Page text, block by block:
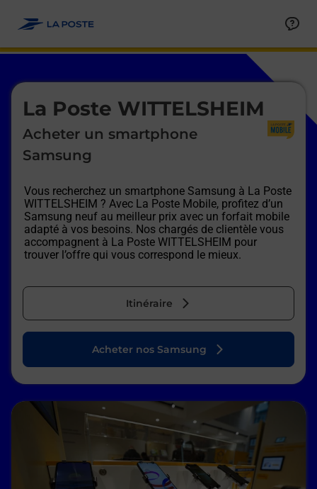
La Poste WITTELSHEIM
Acheter un smartphone
Samsung
Vous recherchez un smartphone Samsung à La Poste
WITTELSHEIM ? Avec La Poste Mobile, profitez d’un
Samsung neuf au meilleur prix avec un forfait mobile
adapté à vos besoins. Nos chargés de clientèle vous
accompagnent à La Poste WITTELSHEIM pour
trouver l’offre qui vous correspond le mieux.
Itinéraire
Le lien s'ouvre dans un nouvel onglet
Acheter nos Samsung